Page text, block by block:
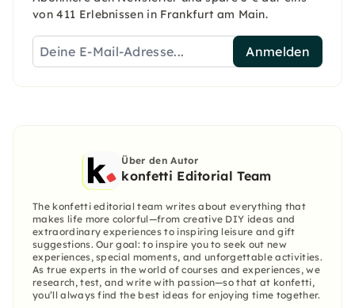
von 411 Erlebnissen in Frankfurt am Main.
Anmelden
Über den Autor
konfetti Editorial Team
The konfetti editorial team writes about everything that
makes life more colorful—from creative DIY ideas and
extraordinary experiences to inspiring leisure and gift
suggestions. Our goal: to inspire you to seek out new
experiences, special moments, and unforgettable activities.
As true experts in the world of courses and experiences, we
research, test, and write with passion—so that at konfetti,
you’ll always find the best ideas for enjoying time together.